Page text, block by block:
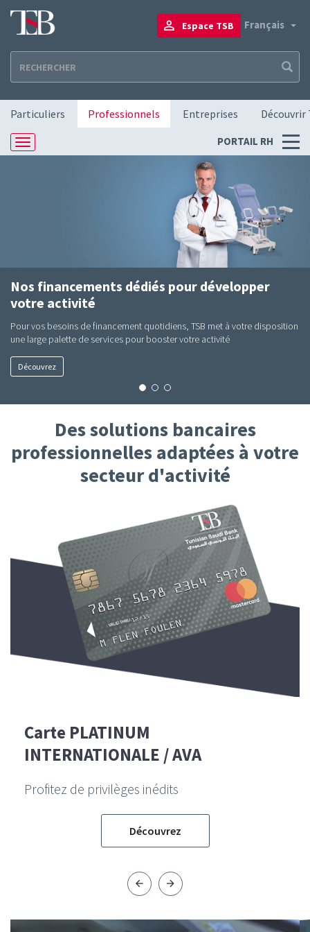
au
contenu
principal
Français
Espace TSB
Navigation principale
Particuliers Professionnels Entreprises Découvrir
Menu
RH
PORTAIL RH
Toggle
navigation
Nos financements dédiés pour développer
votre activité
Pour vos besoins de financement quotidiens, TSB met à votre disposition
une large palette de services pour booster votre activité
Découvrez
Des solutions bancaires
professionnelles adaptées à votre
secteur d'activité
Carte PLATINUM
INTERNATIONALE / AVA
Profitez de privilèges inédits
Découvrez